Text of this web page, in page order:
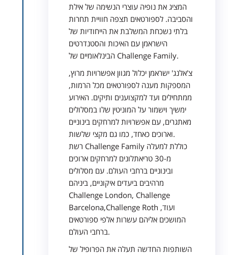
המציג את נופיה עוצרי הנשימה של אילת
והסביבה. לספורטאים תצפה חוויית תחרות
בלתי נשכחת המשלבת את הייחודיות של
הישראמן עם האיכות והסטנדרטים
הבינלאומיים של Challenge Family.
צ'אלנג' ישראמן יכלול מגוון אפשרויות מרוץ,
המספקות מענה לספורטאים מכל הרמות,
ממתחילים ועד למקצוענים ותיקים. האירוע
ימשיך וישמור על המוניטין שלו במסלולים
מאתגרים, עם אפשרויות למרחקים בינוניים
וארוכים כאחד, כמו גם מקצי שלשות.
רשת Challenge Family כוללת למעלה
מ-30 טריאתלונים למרחקים ארוכים
ובינוניים ברחבי העולם. עם מסלולים
מרהיבים ביעדים איקוניים, ביניהם
Challenge London, Challenge
Barcelona,Challenge Roth ועוד,
המושכים אליהם עשרות אלפי ספורטאים
ברחבי העולם.
השותפות החדשה תעלה את הפרופיל של